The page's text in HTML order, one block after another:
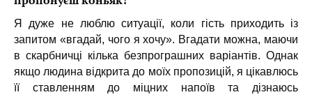
Я дуже не люблю ситуації, коли гість приходить із
запитом «вгадай, чого я хочу». Вгадати можна, маючи
в скарбничці кілька безпрограшних варіантів. Однак
якщо людина відкрита до моїх пропозицій, я цікавлюсь
її ставленням до міцних напоїв та дізнаюсь